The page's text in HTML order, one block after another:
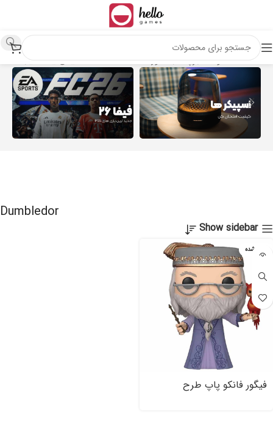
خانه محصولات برچسب خورده “Dumbledor” نمایش یک نتیجه
Dumbledor
Show sidebar
تمام شده
فیگور فانکو پاپ طرح